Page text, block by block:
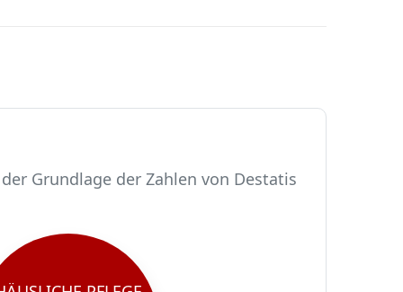
Grundlage der Zahlen von Destatis